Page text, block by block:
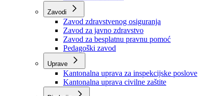
Centar za socijalni rad
Dom za stara i iznemogla lica
Kantonalna bolnica
Zavodi
Zavod zdravstvenog osiguranja
Zavod za javno zdravstvo
Zavod za besplatnu pravnu pomoć
Pedagoški zavod